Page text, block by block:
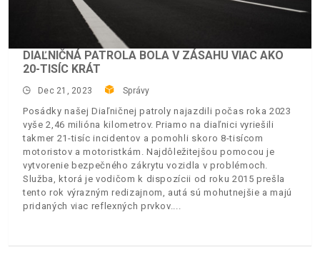
DIAĽNIČNÁ PATROLA BOLA V ZÁSAHU VIAC AKO
20-TISÍC KRÁT
Dec 21, 2023 Správy
Posádky našej Diaľničnej patroly najazdili počas roka 2023
vyše 2,46 milióna kilometrov. Priamo na diaľnici vyriešili
takmer 21-tisíc incidentov a pomohli skoro 8-tisícom
motoristov a motoristkám. Najdôležitejšou pomocou je
vytvorenie bezpečného zákrytu vozidla v problémoch.
Služba, ktorá je vodičom k dispozícii od roku 2015 prešla
tento rok výrazným redizajnom, autá sú mohutnejšie a majú
pridaných viac reflexných prvkov.